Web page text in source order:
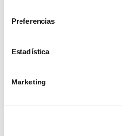
Preferencias
Estadística
Marketing
e-mail
Provincia (opcional)